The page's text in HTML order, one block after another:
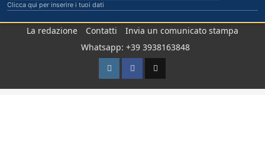
La redazione Contatti
Invia un comunicato stampa
Whatsapp: +39 3938163848
InstagramFacebook
TikTok
Clicca qui per inserire i tuoi dati